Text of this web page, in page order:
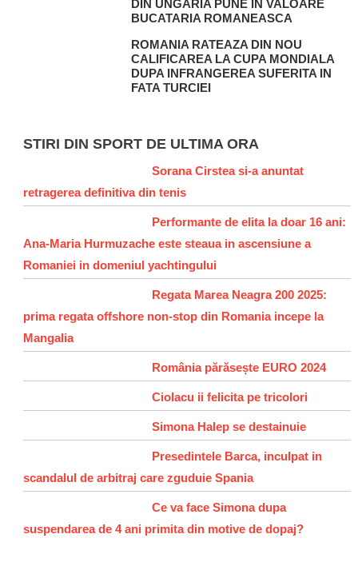
DIN UNGARIA PUNE IN VALOARE
BUCATARIA ROMANEASCA
ROMANIA RATEAZA DIN NOU
CALIFICAREA LA CUPA MONDIALA
DUPA INFRANGEREA SUFERITA IN
FATA TURCIEI
STIRI DIN SPORT DE ULTIMA ORA
Sorana Cirstea si-a anuntat
retragerea definitiva din tenis
Performante de elita la doar 16 ani:
Ana-Maria Hurmuzache este steaua in ascensiune a
Romaniei in domeniul yachtingului
Regata Marea Neagra 200 2025:
prima regata offshore non-stop din Romania incepe la
Mangalia
România părăsește EURO 2024
Ciolacu ii felicita pe tricolori
Simona Halep se destainuie
Presedintele Barca, inculpat in
scandalul de arbitraj care zguduie Spania
Ce va face Simona dupa
suspendarea de 4 ani primita din motive de dopaj?